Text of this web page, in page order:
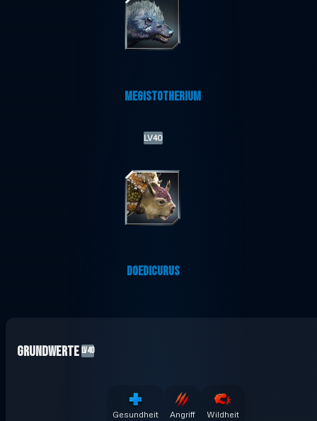
MEGISTOTHERIUM
LV40
DOEDICURUS
Grundwerte LV40
Gesundheit Angriff Wildheit